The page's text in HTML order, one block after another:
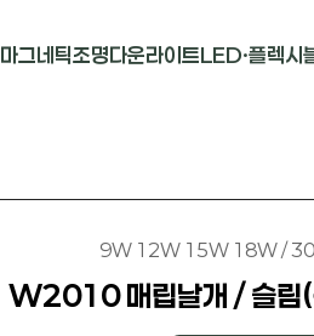
마그네틱조명
M2824R
다운라이트
사각 COB
LED·플렉시
바리솔PCB
9W 12W 15W 18W /
W2010 매립날개 / 슬